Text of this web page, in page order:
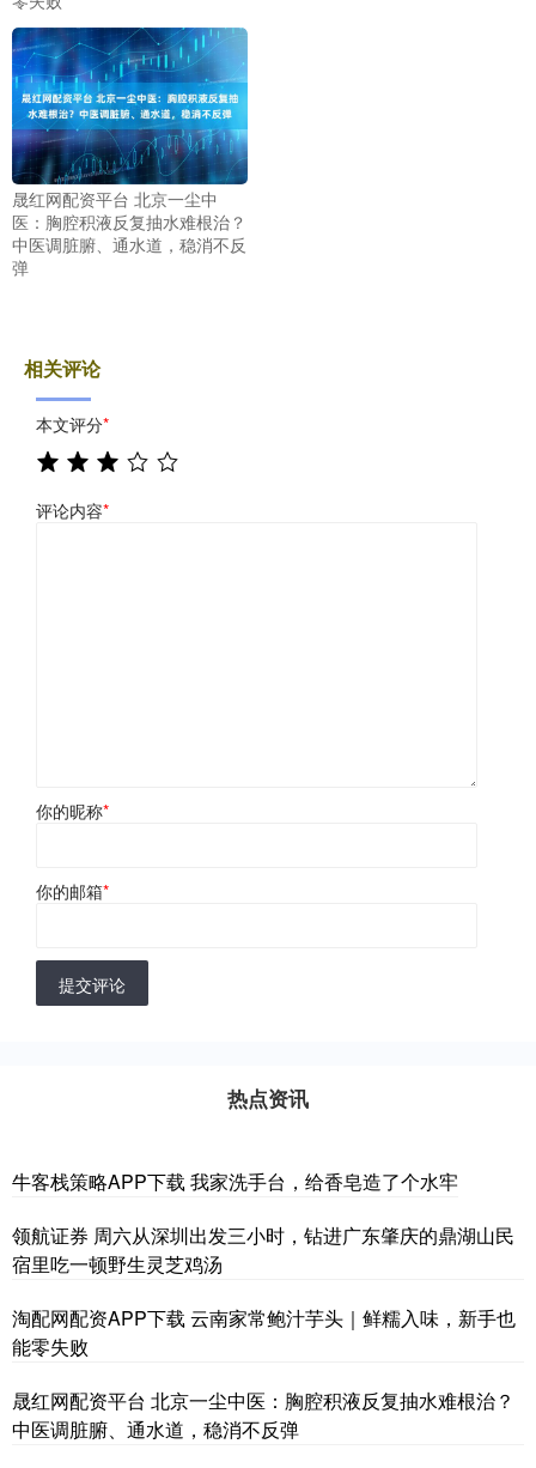
晟红网配资平台 北京一尘中
医：胸腔积液反复抽水难根治？
中医调脏腑、通水道，稳消不反
弹
相关评论
本文评分*
评论内容*
你的昵称*
你的邮箱*
提交评论
热点资讯
牛客栈策略APP下载 我家洗手台，给香皂造了个水牢
领航证券 周六从深圳出发三小时，钻进广东肇庆的鼎湖山民
宿里吃一顿野生灵芝鸡汤
淘配网配资APP下载 云南家常鲍汁芋头｜鲜糯入味，新手也
能零失败
晟红网配资平台 北京一尘中医：胸腔积液反复抽水难根治？
中医调脏腑、通水道，稳消不反弹